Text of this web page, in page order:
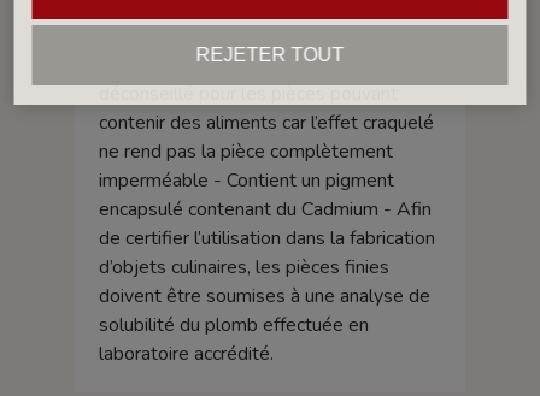
Groupe IV (GIV): Émail craquelé,
déconseillé pour les pièces pouvant
contenir des aliments car l’effet craquelé
ne rend pas la pièce complètement
imperméable - Contient un pigment
encapsulé contenant du Cadmium - Afin
de certifier l’utilisation dans la fabrication
d’objets culinaires, les pièces finies
doivent être soumises à une analyse de
solubilité du plomb effectuée en
laboratoire accrédité.
REJETER TOUT